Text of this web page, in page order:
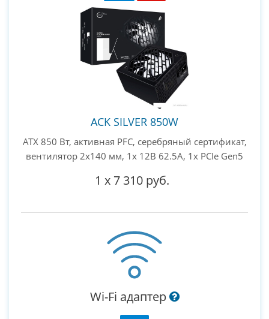
ACK SILVER 850W
ATX 850 Вт, активная PFC, серебряный сертификат,
вентилятор 2x140 мм, 1x 12В 62.5А, 1x PCIe Gen5
1 x 7 310 руб.
Wi-Fi адаптер